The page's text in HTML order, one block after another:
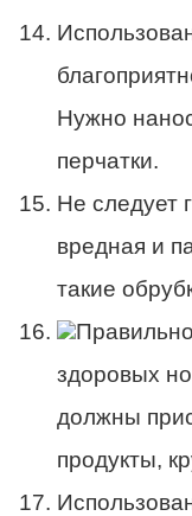
Нужно
перчатки.
Не следует
вредная и
такие
здоровых
должны
продукты,